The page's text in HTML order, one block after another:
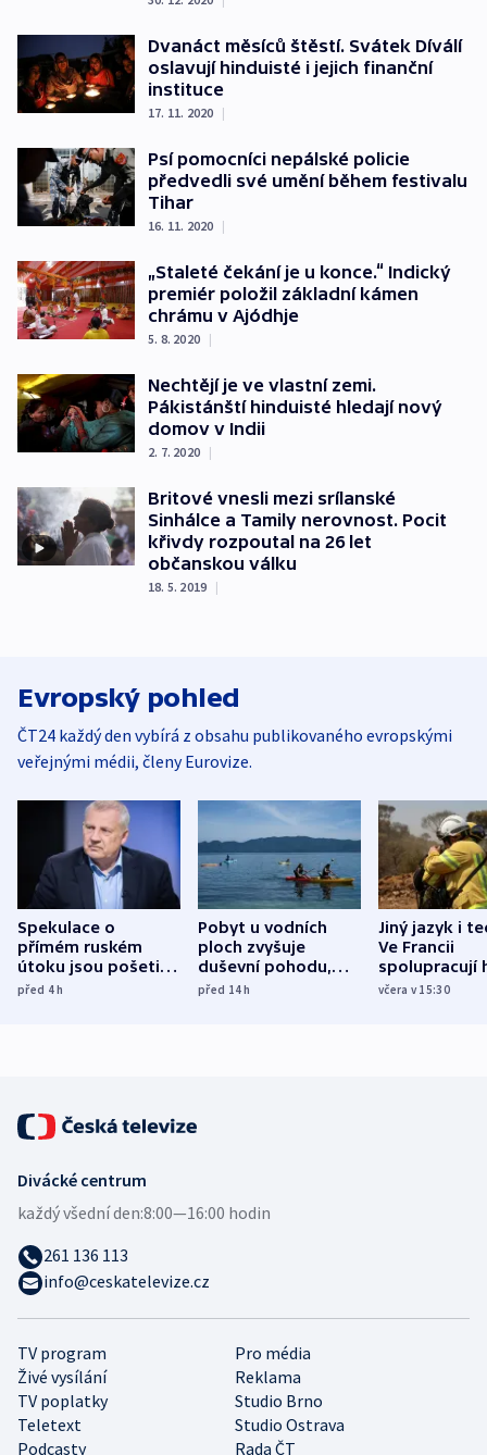
Dvanáct měsíců štěstí. Svátek Díválí
oslavují hinduisté i jejich finanční
instituce
17. 11. 2020 |
Psí pomocníci nepálské policie
předvedli své umění během festivalu
Tihar
16. 11. 2020 |
„Staleté čekání je u konce.“ Indický
premiér položil základní kámen
chrámu v Ajódhje
5. 8. 2020 |
Nechtějí je ve vlastní zemi.
Pákistánští hinduisté hledají nový
domov v Indii
2. 7. 2020 |
Britové vnesli mezi srílanské
Sinhálce a Tamily nerovnost. Pocit
křivdy rozpoutal na 26 let
občanskou válku
18. 5. 2019 |
Evropský pohled
ČT24 každý den vybírá z obsahu publikovaného evropskými
veřejnými médii, členy Eurovize.
Spekulace o
přímém ruském
útoku jsou pošetilé,
míní estonský
před 4h
Pobyt u vodních
ploch zvyšuje
duševní pohodu,
ukázala
před 14h
Jiný jazyk i
Ve Francii
spolupracují
různých zemí
včera v 15:30
TV program
Pro média
Živé vysílání
Reklama
TV poplatky
Studio Brno
Teletext
Studio Ostrava
Podcasty
Rada ČT
Divácké centrum
každý všední den:8:00—16:00 hodin
261 136 113
info@ceskatelevize.cz